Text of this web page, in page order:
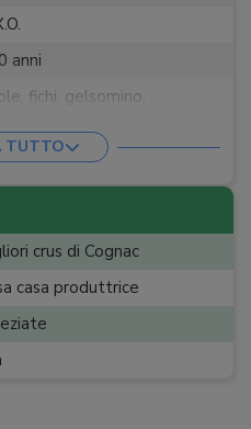
anni
fichi, gelsomino,
TUTTO
crus di Cognac
casa produttrice